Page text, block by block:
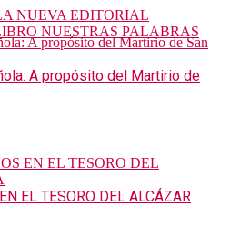
A propósito del Martirio de
EL TESORO DEL ALCÁZAR